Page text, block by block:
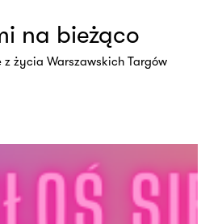
na bieżąco
z życia Warszawskich Targów